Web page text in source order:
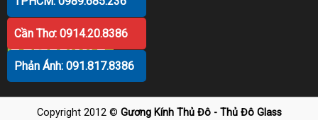
Hotline: 0919.998.236
Copyright 2012 © Gương Kính Thủ Đô - Thủ Đô Glass
Cần Thơ: 0914.20.8386
Phản Ánh: 091.817.8386